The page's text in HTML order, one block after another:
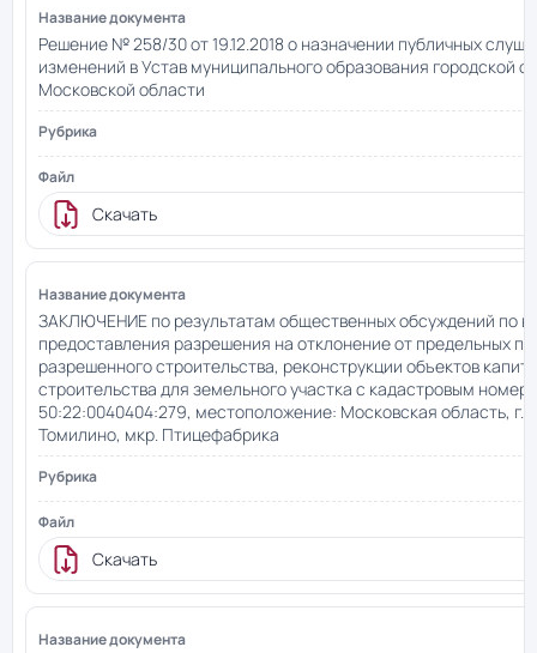
Решение № 258/30 от 19.12.2018 о назначении публичных
изменений в Устав муниципального образования городской
Московской области
Скачать
ЗАКЛЮЧЕНИЕ по результатам общественных обсуждений по
предоставления разрешения на отклонение от предельных
разрешенного строительства, реконструкции объектов
строительства для земельного участка с кадастровым
50:22:0040404:279, местоположение: Московская область,
Томилино, мкр. Птицефабрика
Скачать